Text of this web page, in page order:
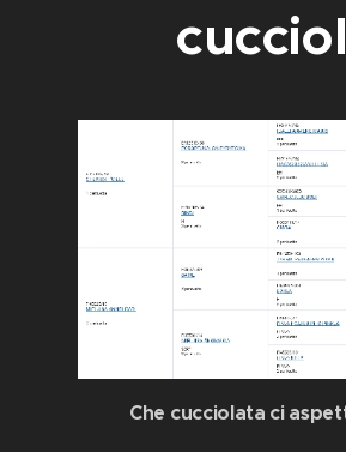
Che cucciolata ci